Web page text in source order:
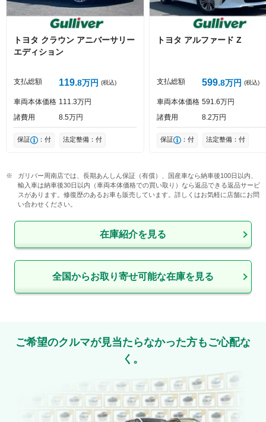
トヨタ クラウン アニバーサリー
エディション
支払総額 119 8万円 (税込)
車両本体価格 111 3万円
諸費用
8 5万円
保証 ：付 法定整備：付
トヨタ アルファード Z
支払総額 599 8万円 (税込)
車両本体価格 591 6万円
諸費用
8 2万円
保証 ：付 法定整備：付
ガリバー周南店では、長期あんしん保証（有償）、国産車なら納車後100日以内、
輸入車は納車後30日以内（車両本体価格での買い取り）なら返品できる返品サービ
スがあります。修復歴のあるお車も販売しています。詳しくはお気軽に店舗にお問
い合わせください。
在庫紹介を見る
全国からお取り寄せ可能な在庫を見る
ご希望のクルマが見当たらなかった方もご心配な
く。